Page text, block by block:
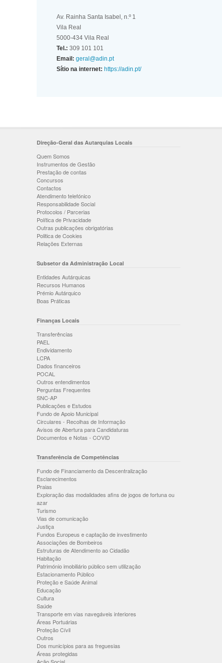
Av. Rainha Santa Isabel, n.º 1
Vila Real
5000-434 Vila Real
Tel.: 309 101 101
Email: geral@adin.pt
Sítio na internet: https://adin.pt/
Direção-Geral das Autarquias Locais
Quem Somos
Instrumentos de Gestão
Prestação de contas
Concursos
Contactos
Atendimento telefónico
Responsabilidade Social
Protocolos / Parcerias
Política de Privacidade
Outras publicações obrigatórias
Politica de Cookies
Relações Externas
Subsetor da Administração Local
Entidades Autárquicas
Recursos Humanos
Prémio Autárquico
Boas Práticas
Finanças Locais
Transferências
PAEL
Endividamento
LCPA
Dados financeiros
POCAL
Outros entendimentos
Perguntas Frequentes
SNC-AP
Publicações e Estudos
Fundo de Apoio Municipal
Circulares - Recolhas de Informação
Avisos de Abertura para Candidaturas
Documentos e Notas - COVID
Transferência de Competências
Fundo de Financiamento da Descentralização
Esclarecimentos
Praias
Exploração das modalidades afins de jogos de fortuna ou
azar
Turismo
Vias de comunicação
Justiça
Fundos Europeus e captação de investimento
Associações de Bombeiros
Estruturas de Atendimento ao Cidadão
Habitação
Património imobiliário público sem utilização
Estacionamento Público
Proteção e Saúde Animal
Educação
Cultura
Saúde
Transporte em vias navegáveis interiores
Áreas Portuárias
Proteção Cívil
Outros
Dos municípios para as freguesias
Áreas protegidas